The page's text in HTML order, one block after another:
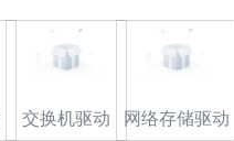
交换机驱动 网络存储驱动